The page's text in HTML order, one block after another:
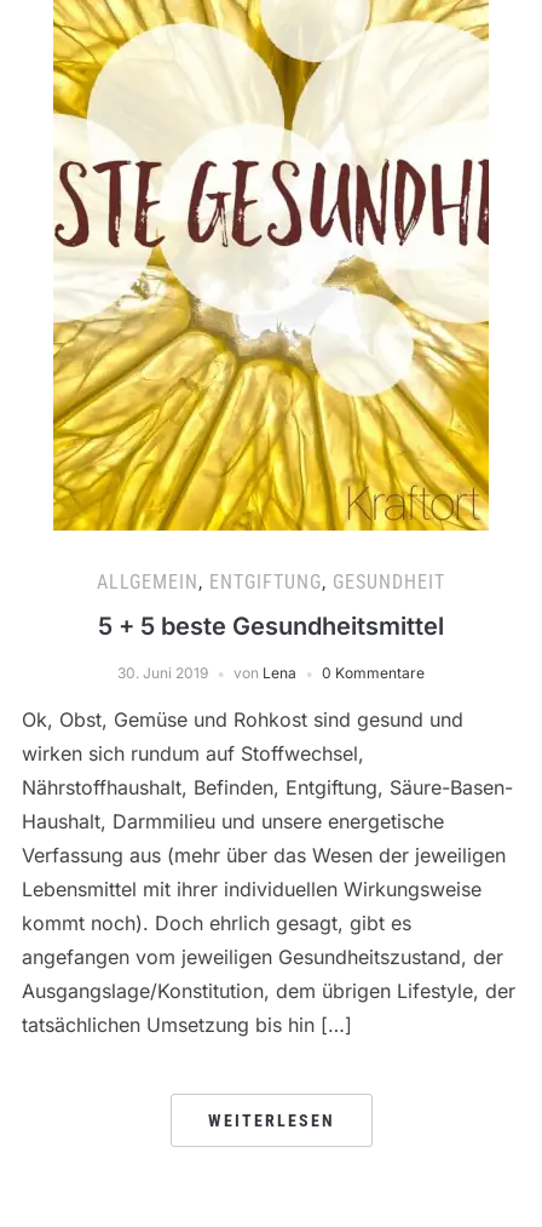
ALLGEMEIN, ENTGIFTUNG, GESUNDHEIT
5 + 5 beste Gesundheitsmittel
30. Juni 2019 von Lena 0 Kommentare
Ok, Obst, Gemüse und Rohkost sind gesund und
wirken sich rundum auf Stoffwechsel,
Nährstoffhaushalt, Befinden, Entgiftung, Säure-Basen-
Haushalt, Darmmilieu und unsere energetische
Verfassung aus (mehr über das Wesen der jeweiligen
Lebensmittel mit ihrer individuellen Wirkungsweise
kommt noch). Doch ehrlich gesagt, gibt es
angefangen vom jeweiligen Gesundheitszustand, der
Ausgangslage/Konstitution, dem übrigen Lifestyle, der
tatsächlichen Umsetzung bis hin […]
WEITERLESEN